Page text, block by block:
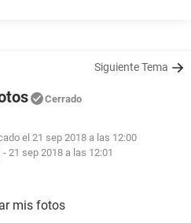
Siguiente Tema
Cerrado
el 21 sep 2018 a las 12:00
- 21 sep 2018 a las 12:01
mis fotos